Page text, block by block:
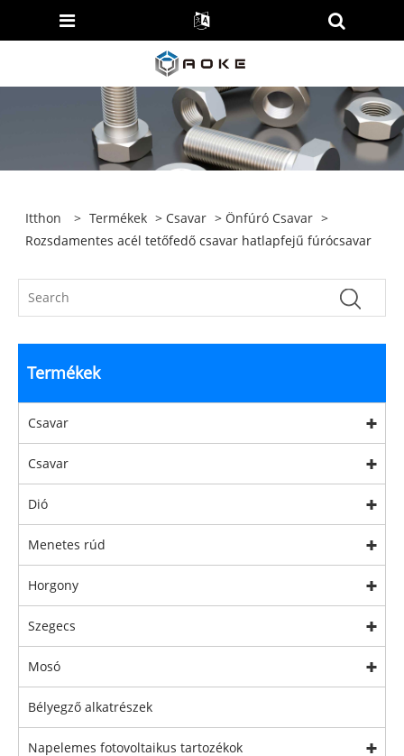
Itthon > Termékek > Csavar > Önfúró Csavar >
Rozsdamentes acél tetőfedő csavar hatlapfejű fúrócsavar
Termékek
Csavar
Csavar
Dió
Menetes rúd
Horgony
Szegecs
Mosó
Bélyegző alkatrészek
Napelemes fotovoltaikus tartozékok